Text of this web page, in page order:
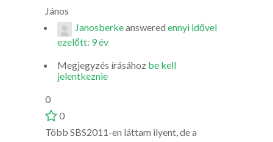
János
Janosberkeanswered ennyi idővel
ezelőtt: 9 év
Megjegyzés írásához be kell
jelentkeznie
0
0
Több SBS2011-en láttam ilyent, de a